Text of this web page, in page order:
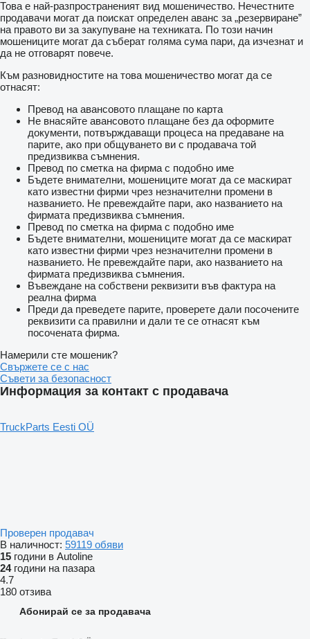
Това е най-разпространеният вид мошеничество. Нечестните
продавачи могат да поискат определен аванс за „резервиране”
на правото ви за закупуване на техниката. По този начин
мошениците могат да съберат голяма сума пари, да изчезнат и
да не отговарят повече.
Към разновидностите на това мошеничество могат да се
отнасят:
Превод на авансовото плащане по карта
Не внасяйте авансовото плащане без да оформите
документи, потвърждаващи процеса на предаване на
парите, ако при общуването ви с продавача той
предизвиква съмнения.
Превод по сметка на фирма с подобно име
Бъдете внимателни, мошениците могат да се маскират
като известни фирми чрез незначителни промени в
названието. Не превеждайте пари, ако названието на
фирмата предизвиква съмнения.
Превод по сметка на фирма с подобно име
Бъдете внимателни, мошениците могат да се маскират
като известни фирми чрез незначителни промени в
названието. Не превеждайте пари, ако названието на
фирмата предизвиква съмнения.
Въвеждане на собствени реквизити във фактура на
реална фирма
Преди да преведете парите, проверете дали посочените
реквизити са правилни и дали те се отнасят към
посочената фирма.
Намерили сте мошеник?
Свържете се с нас
Съвети за безопасност
Информация за контакт с продавача
TruckParts Eesti OÜ
Проверен продавач
В наличност: 59119 обяви
15 години в Autoline
24години на пазара
4.7
180 отзива
Абонирай се за продавача